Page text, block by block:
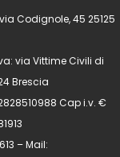
Codignole, 45 25125
via Vittime Civili di
Brescia
Cap i.v. €
– Mail: